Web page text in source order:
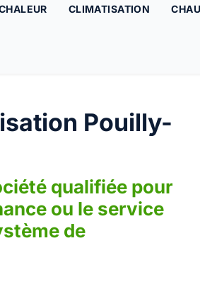
CLIMATISATION
Pouilly-
qualifiée pour
ou le service
de